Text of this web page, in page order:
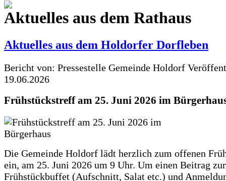
Aktuelles aus dem Rathaus
Aktuelles aus dem Holdorfer Dorfleben
Bericht von: Pressestelle Gemeinde Holdorf
19.06.2026
Frühstückstreff am 25. Juni 2026 im
Die Gemeinde Holdorf lädt herzlich zum offenen
ein, am 25. Juni 2026 um 9 Uhr. Um einen Beitrag
Frühstückbuffet (Aufschnitt, Salat etc.) und